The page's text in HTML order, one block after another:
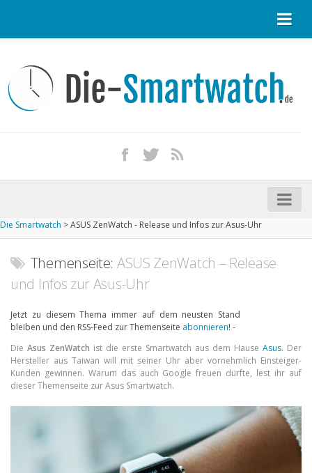
Kontakt / Tipp geben
Impressum
iPhone kaufen
Startseite
Aktuelle Smartwatches im Test
Kommende Smartwatches
Marken und Modelle
BASE
Smartphonetarife
Datentarife
Smartphonetarife
Die Smartwatch >ASUS ZenWatch - Release und Infos zur Asus-Uhr
Themenseite: ASUS ZenWatch – Release
und Infos zur Asus-Uhr
Jetzt zu diesem Thema immer auf dem neusten Stand
bleiben und den RSS-Feed zur Themenseite abonnieren! -
Die Asus ZenWatch ist die erste Smartwatch aus dem Hause Asus. Der
Hersteller aus Taiwan will mit seiner Uhr aber vornehmlich Einsteiger-
Kunden gewinnen. Warum das auch Google freuen dürfte, lest ihr auf
dieser Themenseite zur Asus Smartwatch.